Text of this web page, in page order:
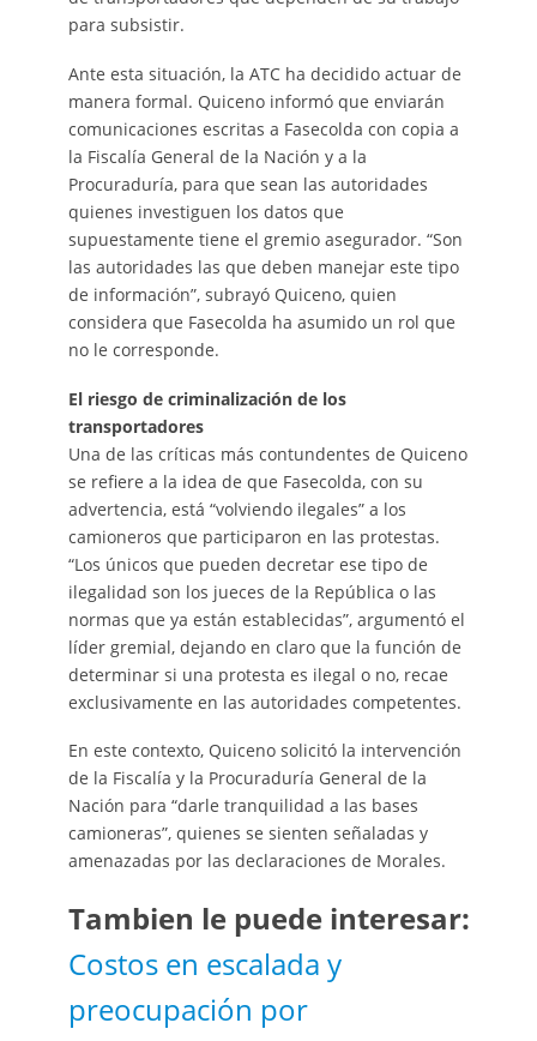
para subsistir.
Ante esta situación, la ATC ha decidido actuar de
manera formal. Quiceno informó que enviarán
comunicaciones escritas a Fasecolda con copia a
la Fiscalía General de la Nación y a la
Procuraduría, para que sean las autoridades
quienes investiguen los datos que
supuestamente tiene el gremio asegurador. “Son
las autoridades las que deben manejar este tipo
de información”, subrayó Quiceno, quien
considera que Fasecolda ha asumido un rol que
no le corresponde.
El riesgo de criminalización de los
transportadores
Una de las críticas más contundentes de Quiceno
se refiere a la idea de que Fasecolda, con su
advertencia, está “volviendo ilegales” a los
camioneros que participaron en las protestas.
“Los únicos que pueden decretar ese tipo de
ilegalidad son los jueces de la República o las
normas que ya están establecidas”, argumentó el
líder gremial, dejando en claro que la función de
determinar si una protesta es ilegal o no, recae
exclusivamente en las autoridades competentes.
En este contexto, Quiceno solicitó la intervención
de la Fiscalía y la Procuraduría General de la
Nación para “darle tranquilidad a las bases
camioneras”, quienes se sienten señaladas y
amenazadas por las declaraciones de Morales.
Tambien le puede interesar:
Costos en escalada y
preocupación por